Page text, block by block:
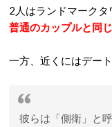
2人はランドマークタ
普通のカップルと同
一方、近くにはデー
彼らは「側衛」と